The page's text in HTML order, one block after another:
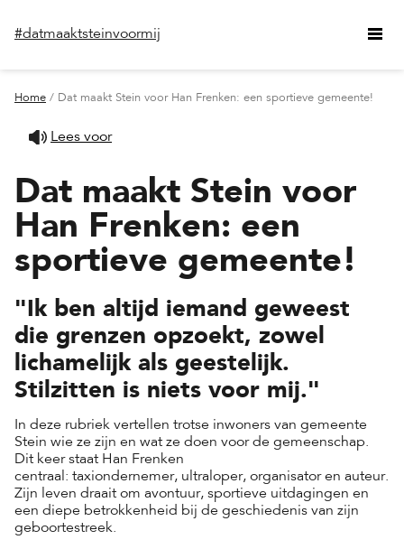
#datmaaktsteinvoormij
Home / Dat maakt Stein voor Han Frenken: een sportieve gemeente!
Lees voor
Dat maakt Stein voor
Han Frenken: een
sportieve gemeente!
"Ik ben altijd iemand geweest
die grenzen opzoekt, zowel
lichamelijk als geestelijk.
Stilzitten is niets voor mij."
In deze rubriek vertellen trotse inwoners van gemeente
Stein wie ze zijn en wat ze doen voor de gemeenschap.
Dit keer staat Han Frenken
centraal: taxiondernemer, ultraloper, organisator en auteur.
Zijn leven draait om avontuur, sportieve uitdagingen en
een diepe betrokkenheid bij de geschiedenis van zijn
geboortestreek.